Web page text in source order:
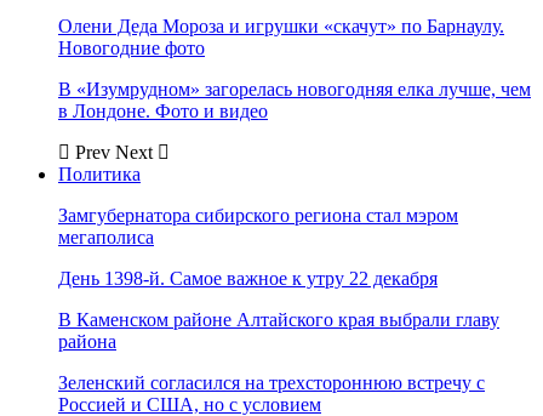
Олени Деда Мороза и игрушки «скачут» по Барнаулу.
Новогодние фото
В «Изумрудном» загорелась новогодняя елка лучше, чем
в Лондоне. Фото и видео
Prev Next
Политика
Замгубернатора сибирского региона стал мэром
мегаполиса
День 1398-й. Самое важное к утру 22 декабря
В Каменском районе Алтайского края выбрали главу
района
Зеленский согласился на трехстороннюю встречу с
Россией и США, но с условием